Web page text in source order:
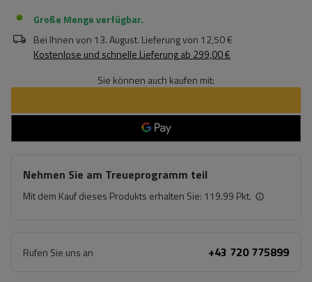
Große Menge verfügbar
Bei Ihnen von 13. August. Lieferung von 12,50 €
Kostenlose und schnelle Lieferungab 299,00 €
Sie können auch kaufen mit:
Nehmen Sie am Treueprogramm teil
Mit dem Kauf dieses Produkts erhalten Sie: 119.99 Pkt.
Rufen Sie uns an +43 720 775899